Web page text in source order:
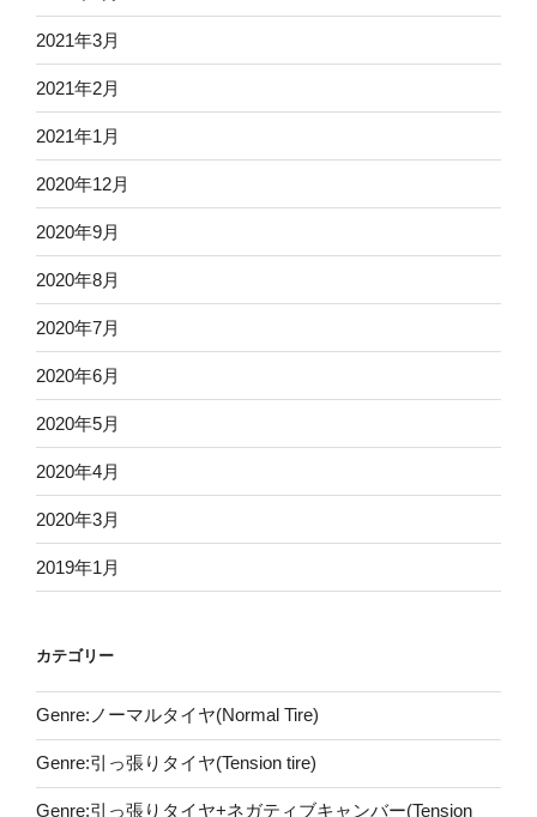
2021年3月
2021年2月
2021年1月
2020年12月
2020年9月
2020年8月
2020年7月
2020年6月
2020年5月
2020年4月
2020年3月
2019年1月
カテゴリー
Genre:ノーマルタイヤ(Normal Tire)
Genre:引っ張りタイヤ(Tension tire)
Genre:引っ張りタイヤ+ネガティブキャンバー(Tension